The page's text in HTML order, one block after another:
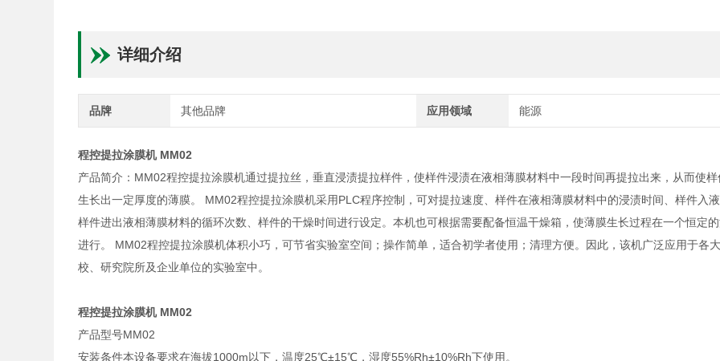
详细介绍
品牌 其他品牌 应用领域 能源
程控提拉涂膜机 MM02
产品简介：MM02程控提拉涂膜机通过提拉丝，垂直浸渍提拉样件，使样件浸渍在液相薄膜材料中一段时间再提拉出来，从而使
生长出一定厚度的薄膜。 MM02程控提拉涂膜机采用PLC程序控制，可对提拉速度、样件在液相薄膜材料中的浸渍时间、样件入
样件进出液相薄膜材料的循环次数、样件的干燥时间进行设定。本机也可根据需要配备恒温干燥箱，使薄膜生长过程在一个恒定
进行。 MM02程控提拉涂膜机体积小巧，可节省实验室空间；操作简单，适合初学者使用；清理方便。因此，该机广泛应用于各
校、研究院所及企业单位的实验室中。
程控提拉涂膜机 MM02
产品型号MM02
安装条件本设备要求在海拔1000m以下，温度25℃±15℃，湿度55%Rh±10%Rh下使用。